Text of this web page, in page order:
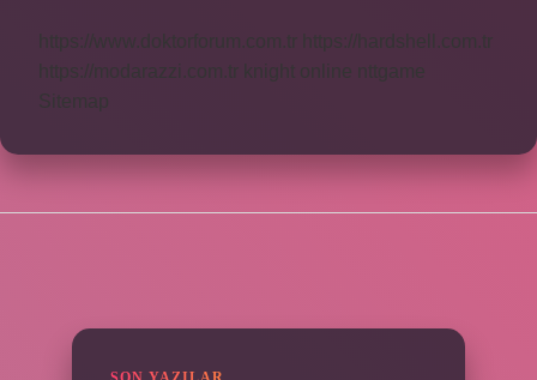
https://www.doktorforum.com.tr
https://hardshell.com.tr
https://modarazzi.com.tr
knight online
nttgame
Sitemap